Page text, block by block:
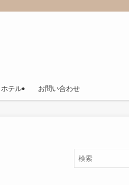
ホテル お問い合わせ